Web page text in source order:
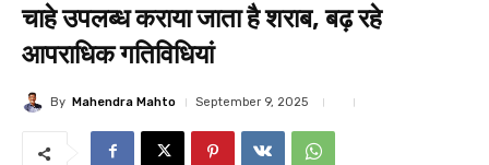
चाहे उपलब्ध कराया जाता है शराब, बढ़ रहे
आपराधिक गतिविधियां
By Mahendra Mahto September 9, 2025